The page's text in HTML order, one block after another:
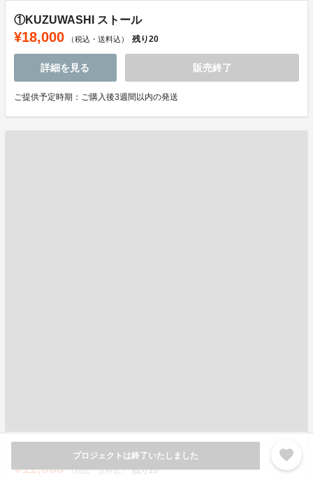
プロジェクトは終了いたしました favorite
①KUZUWASHI ストール
¥18,000 （税込・送料込） 残り20
詳細を見る 販売終了
ご提供予定時期：ご購入後3週間以内の発送
②KUZUWASHI 長袖カットソー
¥11,000 （税込・送料込） 残り20